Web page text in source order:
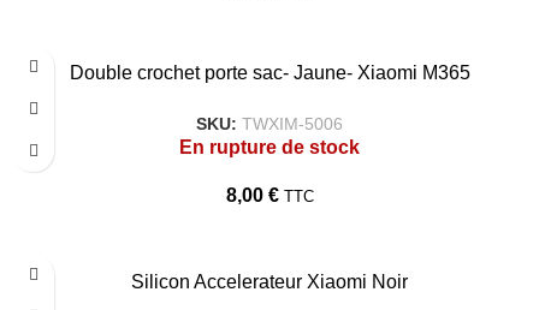
Double crochet porte sac- Jaune- Xiaomi M365
SKU: TWXIM-5006
En rupture de stock
8,00 € TTC
Silicon Accelerateur Xiaomi Noir